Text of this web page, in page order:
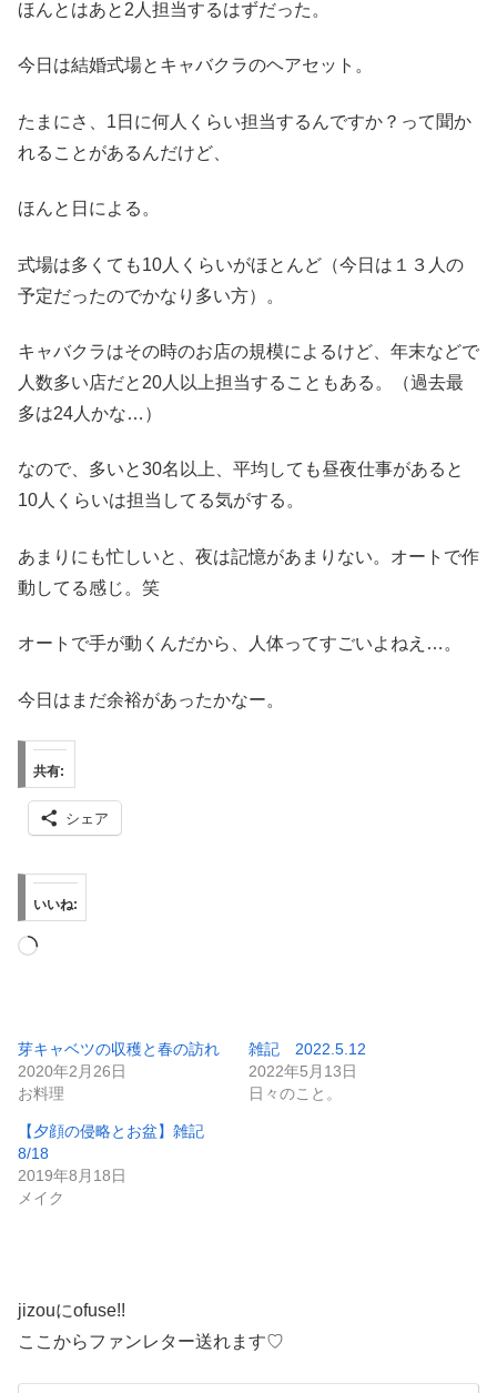
ほんとはあと2人担当するはずだった。
今日は結婚式場とキャバクラのヘアセット。
たまにさ、1日に何人くらい担当するんですか？って聞か
れることがあるんだけど、
ほんと日による。
式場は多くても10人くらいがほとんど（今日は１３人の
予定だったのでかなり多い方）。
キャバクラはその時のお店の規模によるけど、年末などで
人数多い店だと20人以上担当することもある。（過去最
多は24人かな…）
なので、多いと30名以上、平均しても昼夜仕事があると
10人くらいは担当してる気がする。
あまりにも忙しいと、夜は記憶があまりない。オートで作
動してる感じ。笑
オートで手が動くんだから、人体ってすごいよねえ…。
今日はまだ余裕があったかなー。
共有:
シェア
いいね:
読
み
中…
芽キャベツの収穫と春の訪れ
2020年2月26日
お料理
雑記 2022.5.12
2022年5月13日
日々のこと。
【夕顔の侵略とお盆】雑記
8/18
2019年8月18日
メイク
jizouにofuse!!
ここからファンレター送れます♡